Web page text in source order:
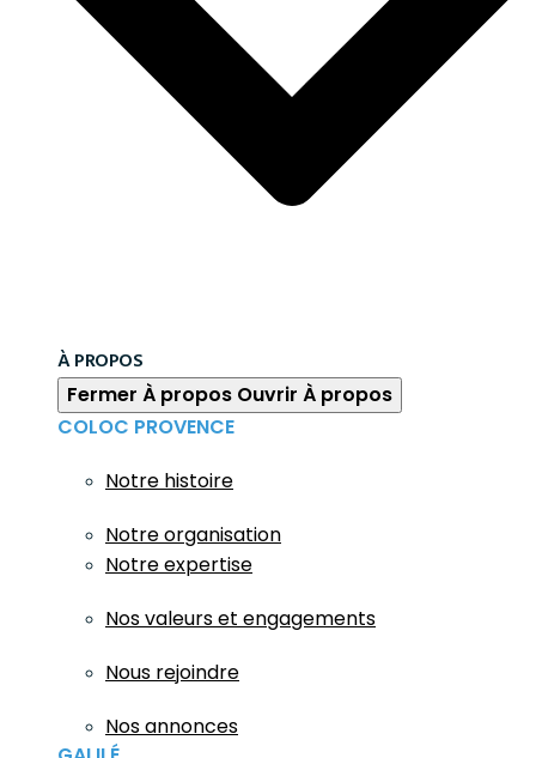
À PROPOS
Fermer À propos Ouvrir À propos
COLOC PROVENCE
Notre histoire
Notre organisation
Notre expertise
Nos valeurs et engagements
Nous rejoindre
Nos annonces